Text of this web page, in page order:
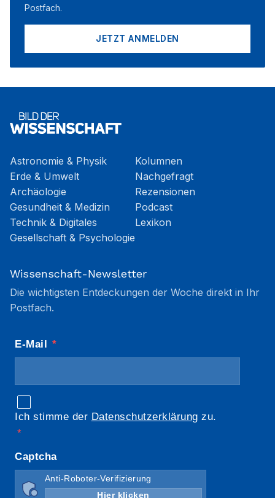
Postfach.
JETZT ANMELDEN
Astronomie & Physik
Erde & Umwelt
Archäologie
Gesundheit & Medizin
Technik & Digitales
Gesellschaft & Psychologie
Kolumnen
Nachgefragt
Rezensionen
Podcast
Lexikon
Wissenschaft-Newsletter
Die wichtigsten Entdeckungen der Woche direkt in Ihr
Postfach.